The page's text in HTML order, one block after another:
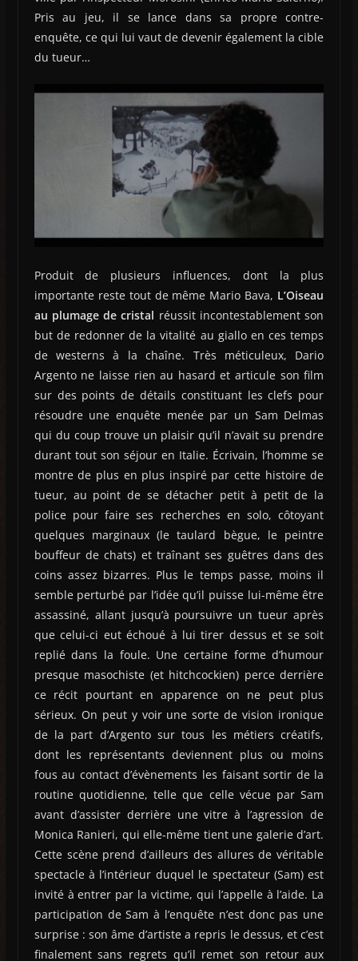
Pris au jeu, il se lance dans sa propre contre-
enquête, ce qui lui vaut de devenir également la cible
du tueur…
Produit de plusieurs influences, dont la plus
importante reste tout de même Mario Bava, L’Oiseau
au plumage de cristal réussit incontestablement son
but de redonner de la vitalité au giallo en ces temps
de westerns à la chaîne. Très méticuleux, Dario
Argento ne laisse rien au hasard et articule son film
sur des points de détails constituant les clefs pour
résoudre une enquête menée par un Sam Delmas
qui du coup trouve un plaisir qu’il n’avait su prendre
durant tout son séjour en Italie. Écrivain, l’homme se
montre de plus en plus inspiré par cette histoire de
tueur, au point de se détacher petit à petit de la
police pour faire ses recherches en solo, côtoyant
quelques marginaux (le taulard bègue, le peintre
bouffeur de chats) et traînant ses guêtres dans des
coins assez bizarres. Plus le temps passe, moins il
semble perturbé par l’idée qu’il puisse lui-même être
assassiné, allant jusqu’à poursuivre un tueur après
que celui-ci eut échoué à lui tirer dessus et se soit
replié dans la foule. Une certaine forme d’humour
presque masochiste (et hitchcockien) perce derrière
ce récit pourtant en apparence on ne peut plus
sérieux. On peut y voir une sorte de vision ironique
de la part d’Argento sur tous les métiers créatifs,
dont les représentants deviennent plus ou moins
fous au contact d’évènements les faisant sortir de la
routine quotidienne, telle que celle vécue par Sam
avant d’assister derrière une vitre à l’agression de
Monica Ranieri, qui elle-même tient une galerie d’art.
Cette scène prend d’ailleurs des allures de véritable
spectacle à l’intérieur duquel le spectateur (Sam) est
invité à entrer par la victime, qui l’appelle à l’aide. La
participation de Sam à l’enquête n’est donc pas une
surprise : son âme d’artiste a repris le dessus, et c’est
finalement sans regrets qu’il remet son retour aux